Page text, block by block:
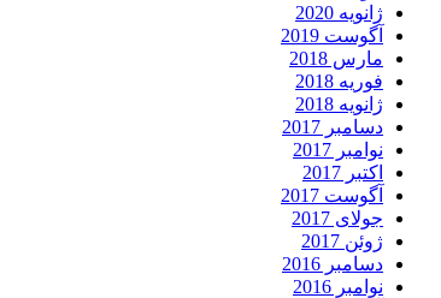
ژانویه 2020
آگوست 2019
مارس 2018
فوریه 2018
ژانویه 2018
دسامبر 2017
نوامبر 2017
اکتبر 2017
آگوست 2017
جولای 2017
ژوئن 2017
دسامبر 2016
نوامبر 2016